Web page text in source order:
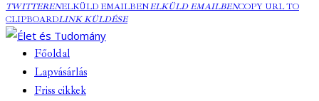
TWITTERENELKÜLD EMAILBENELKÜLD EMAILBENCOPY URL TO
CLIPBOARDLINK KÜLDÉSE
Főoldal
Lapvásárlás
Friss cikkek